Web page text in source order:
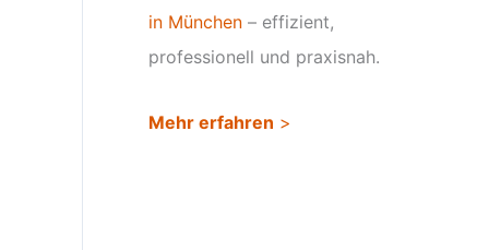
in München – effizient,
professionell und praxisnah.
Mehr erfahren >